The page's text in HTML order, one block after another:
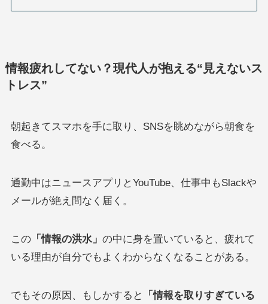
情報疲れしてない？現代人が抱える“見えないス
トレス”
朝起きてスマホを手に取り、SNSを眺めながら朝食を
食べる。
通勤中はニュースアプリとYouTube、仕事中もSlackや
メールが絶え間なく届く。
この「情報の洪水」 の中に身を置いていると、疲れて
いる理由が自分でもよくわからなくなることがある。
でもその原因、もしかすると
「情報を取りすぎている